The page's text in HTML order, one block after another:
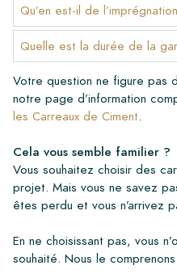
Qu’en est-il de
Quelle est la durée de la
Votre question ne figure pas
notre page d’information
les Carreaux de Ciment.
Cela vous semble familier ?
Vous souhaitez choisir des
projet. Mais vous ne savez
êtes perdu et vous n’arrivez
En ne choisissant pas, vous
souhaité. Nous le